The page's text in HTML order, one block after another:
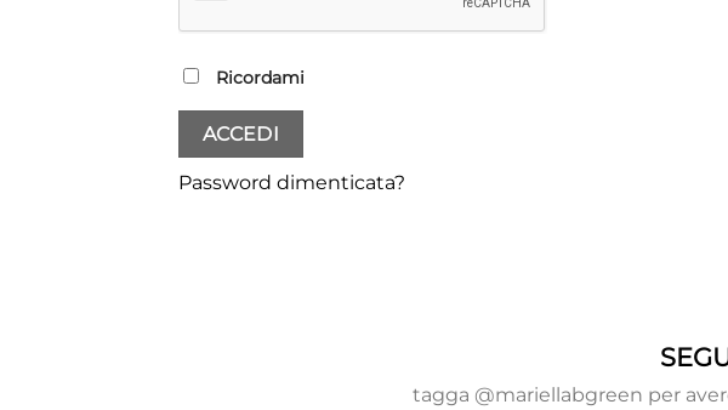
Ricordami
ACCEDI
Password dimenticata?
tagga @mariellabgreen per